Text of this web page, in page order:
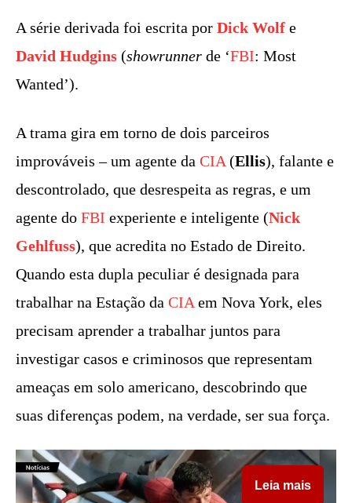
A série derivada foi escrita por Dick Wolf e
David Hudgins (showrunner de ‘FBI: Most
Wanted’).
A trama gira em torno de dois parceiros
improváveis ​​– um agente da CIA(Ellis), falante e
descontrolado, que desrespeita as regras, e um
agente do FBI experiente e inteligente (Nick
Gehlfuss), que acredita no Estado de Direito.
Quando esta dupla peculiar é designada para
trabalhar na Estação da CIAem Nova York, eles
precisam aprender a trabalhar juntos para
investigar casos e criminosos que representam
ameaças em solo americano, descobrindo que
suas diferenças podem, na verdade, ser sua força.
Leia mais